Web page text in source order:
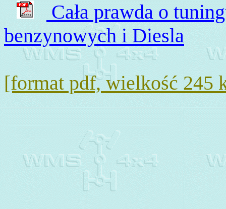
Cała prawda o
benzynowych i Diesla
[format pdf, wielkość 245